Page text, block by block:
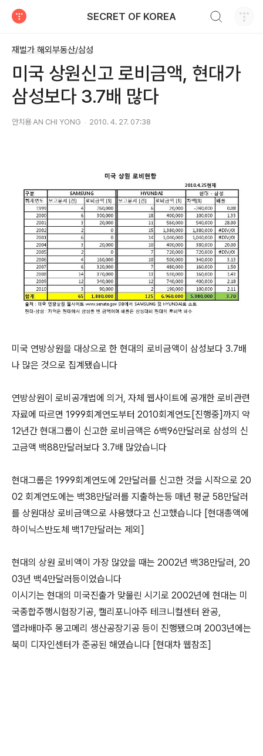
SECRET OF KOREA
재벌가 해외부동산/삼성
미국 상원신고 로비금액, 현대가
삼성보다 3.7배 많다
안치용 AN CHI YONG 2010. 4. 27. 07:38
미국 연방상원을 대상으로 한 현대의 로비금액이 삼성보다 3.7배
나 많은 것으로 집계됐습니다
연방상원이 로비공개법에 의거, 자체 웹사이트에 공개한 로비관련
자료에 따르면 1999회계연도부터 2010회계연도[진행중]까지 약
12년간 현대그룹이 신고한 로비금액은 6백96만달러로 삼성의 신
고금액 백88만달러보다 3.7배 많았습니다
현대그룹은 1999회계연도에 2만달러를 신고한 것을 시작으로 20
02 회계연도에는 백38만달러를 지출하는등 매년 평균 58만달러
를 상원대상 로비금액으로 사용했다고 신고했습니다 [현대총액에
하이닉스반도체 백17만달러는 제외]
현대의 상원 로비액이 가장 많았을 때는 2002년 백38만달러, 20
03년 백4만달러등이었습니다
이시기는 현대의 미국진출가 맞물린 시기로 2002년에 현대는 미
국종합주행시험장기공, 캘리포니아주 테크니컬센터 완공,
앨라배마주 몽고메리 생산공장기공 등이 진행됐으며 2003년에는
북미 디자인센터가 준공된 해였습니다 [현대차 웹참조]